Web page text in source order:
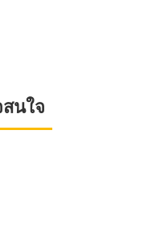
นใจ